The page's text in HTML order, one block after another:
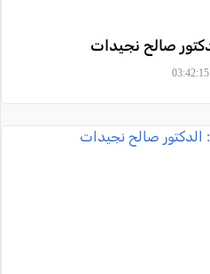
صالح نجيدات